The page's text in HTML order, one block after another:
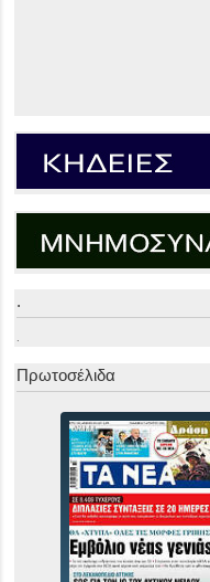
.
.
Πρωτοσέλιδα